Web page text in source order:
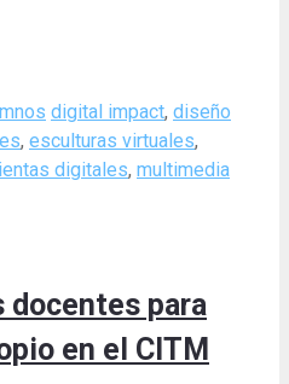
Tags
digital impact, diseño
, esculturas virtuales,
digitales, multimedia
docentes para
en el CITM